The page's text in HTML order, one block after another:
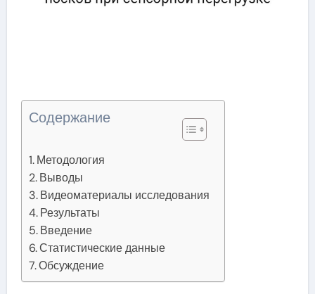
Содержание
Методология
Выводы
Видеоматериалы исследования
Результаты
Введение
Статистические данные
Обсуждение